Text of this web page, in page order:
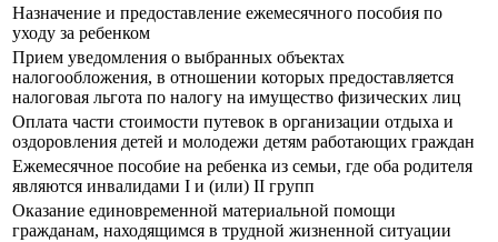
Назначение и предоставление ежемесячного пособия по
уходу за ребенком
Прием уведомления о выбранных объектах
налогообложения, в отношении которых предоставляется
налоговая льгота по налогу на имущество физических лиц
Оплата части стоимости путевок в организации отдыха и
оздоровления детей и молодежи детям работающих граждан
Ежемесячное пособие на ребенка из семьи, где оба родителя
являются инвалидами I и (или) II групп
Оказание единовременной материальной помощи
гражданам, находящимся в трудной жизненной ситуации